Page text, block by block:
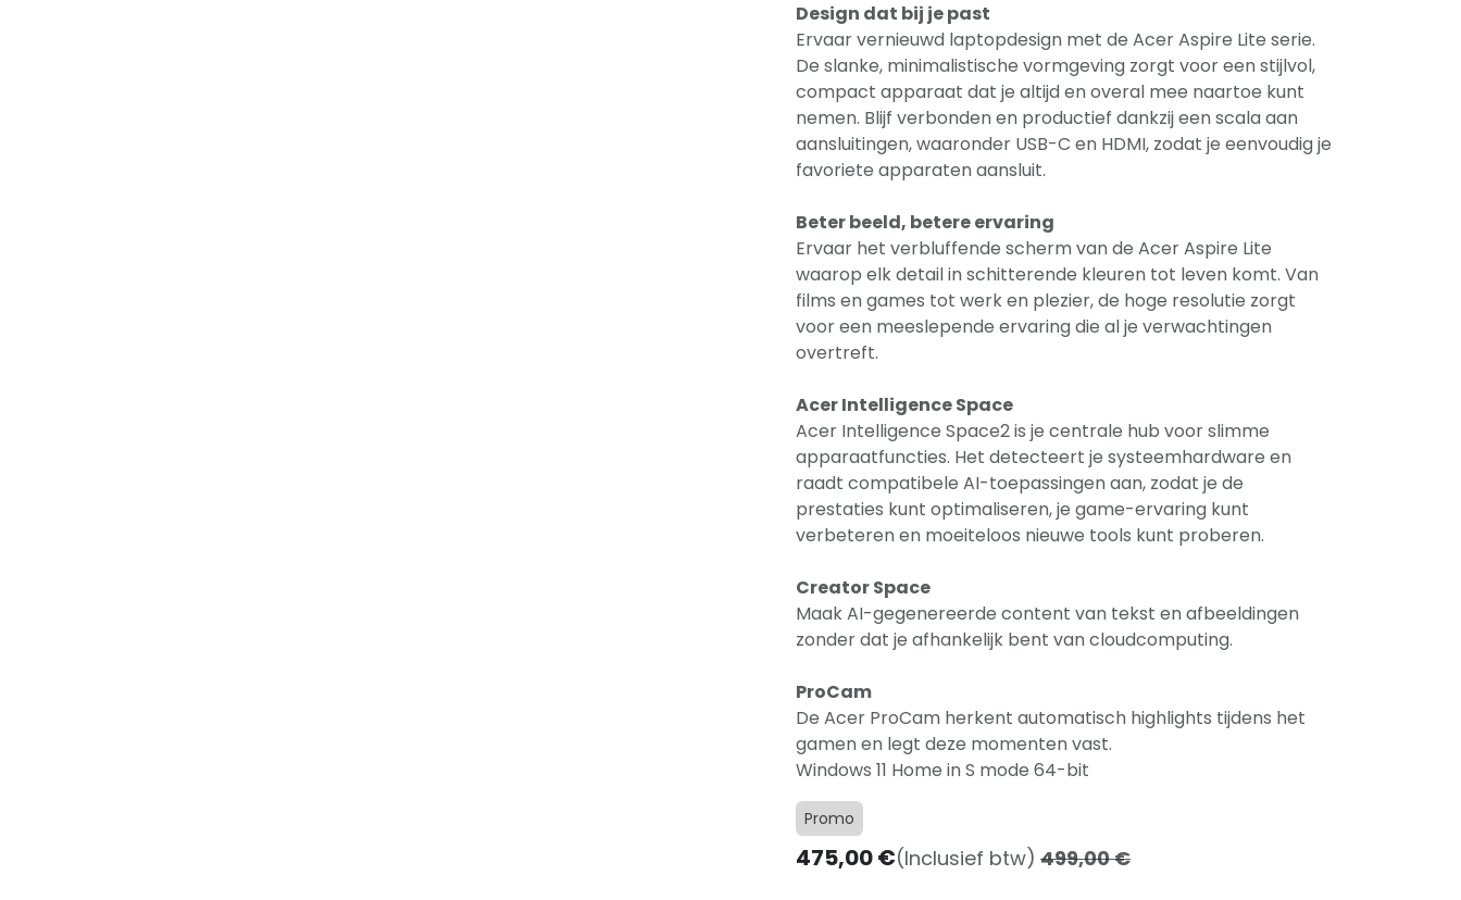
Design dat bij je past
Ervaar vernieuwd laptopdesign met de Acer Aspire Lite serie.
De slanke, minimalistische vormgeving zorgt voor een stijlvol,
compact apparaat dat je altijd en overal mee naartoe kunt
nemen. Blijf verbonden en productief dankzij een scala aan
aansluitingen, waaronder USB-C en HDMI, zodat je eenvoudig je
favoriete apparaten aansluit.
Beter beeld, betere ervaring
Ervaar het verbluffende scherm van de Acer Aspire Lite
waarop elk detail in schitterende kleuren tot leven komt. Van
films en games tot werk en plezier, de hoge resolutie zorgt
voor een meeslepende ervaring die al je verwachtingen
overtreft.
Acer Intelligence Space
Acer Intelligence Space2 is je centrale hub voor slimme
apparaatfuncties. Het detecteert je systeemhardware en
raadt compatibele AI-toepassingen aan, zodat je de
prestaties kunt optimaliseren, je game-ervaring kunt
verbeteren en moeiteloos nieuwe tools kunt proberen.
Creator Space
Maak AI-gegenereerde content van tekst en afbeeldingen
zonder dat je afhankelijk bent van cloudcomputing.
ProCam
De Acer ProCam herkent automatisch highlights tijdens het
gamen en legt deze momenten vast.
Windows 11 Home in S mode 64-bit
Promo
475,00€(Inclusief btw) 499,00€